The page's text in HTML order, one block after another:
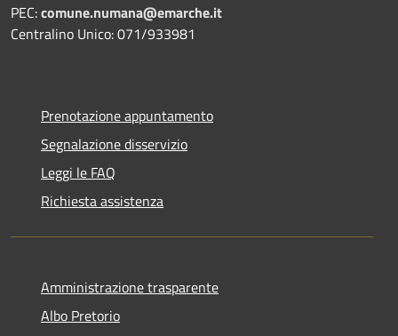
PEC:comune.numana@emarche.it
Centralino Unico: 071/933981
Prenotazione appuntamento
Segnalazione disservizio
Leggi le FAQ
Richiesta assistenza
Amministrazione trasparente
Albo Pretorio